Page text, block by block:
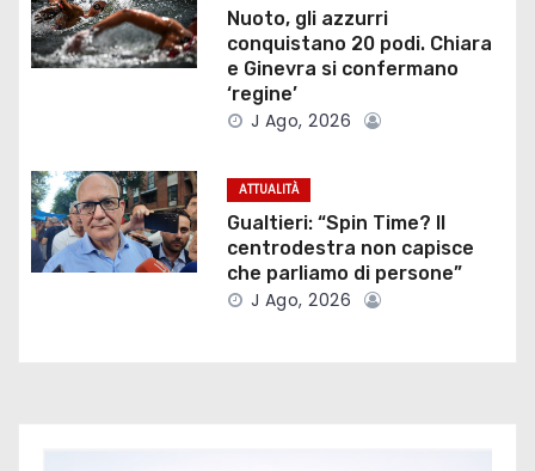
e
t
i
Nuoto, gli azzurri
conquistano 20 podi. Chiara
e Ginevra si confermano
‘regine’
J Ago, 2026
ATTUALITÀ
Gualtieri: “Spin Time? Il
centrodestra non capisce
che parliamo di persone”
J Ago, 2026